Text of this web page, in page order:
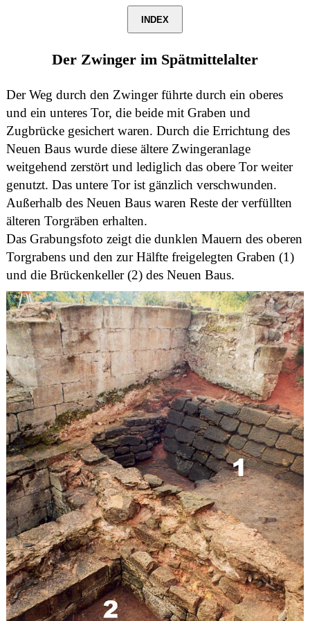
INDEX
Der Zwinger im Spätmittelalter
Der Weg durch den Zwinger führte durch ein oberes
und ein unteres Tor, die beide mit Graben und
Zugbrücke gesichert waren. Durch die Errichtung des
Neuen Baus wurde diese ältere Zwingeranlage
weitgehend zerstört und lediglich das obere Tor weiter
genutzt. Das untere Tor ist gänzlich verschwunden.
Außerhalb des Neuen Baus waren Reste der verfüllten
älteren Torgräben erhalten.
Das Grabungsfoto zeigt die dunklen Mauern des oberen
Torgrabens und den zur Hälfte freigelegten Graben (1)
und die Brückenkeller (2) des Neuen Baus.